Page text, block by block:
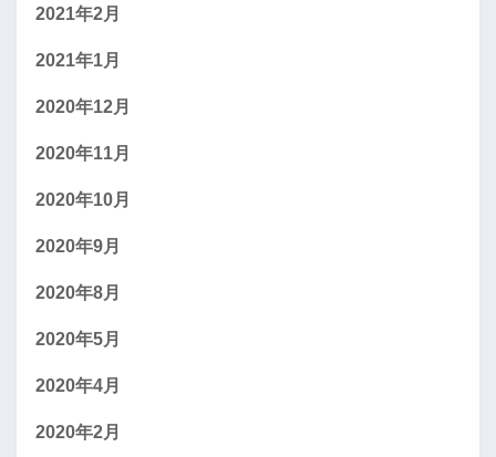
2021年2月
2021年1月
2020年12月
2020年11月
2020年10月
2020年9月
2020年8月
2020年5月
2020年4月
2020年2月